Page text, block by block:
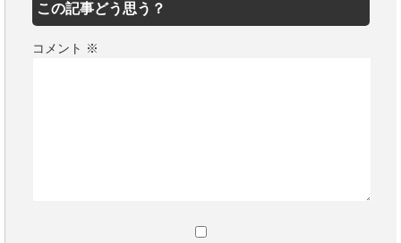
この記事どう思う？
コメント ※